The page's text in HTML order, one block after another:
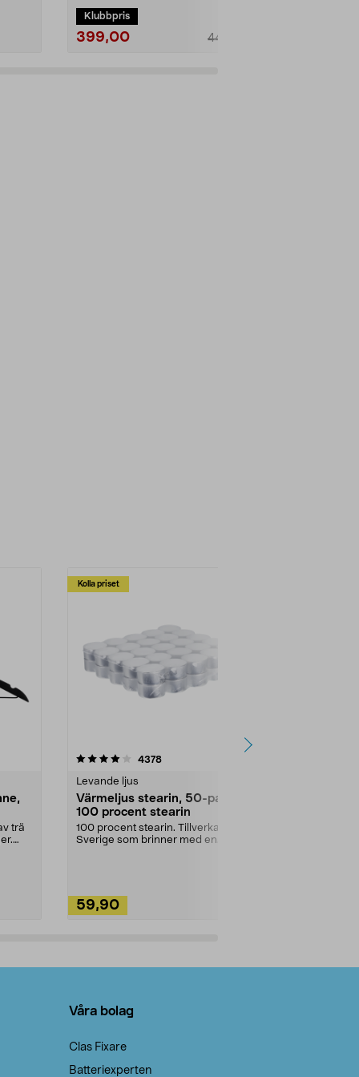
Klubbpris
399,00 449,00
trä
Kolla priset
4378recensioner
Levande ljus
Värmeljus stearin, 50-pack,
100 procent stearin
100 procent stearin. Tillverkade i
Sverige som brinner med en
59,90
4.5av 5 stjärnor
Våra bolag
Clas Fixare
Batteriexperten